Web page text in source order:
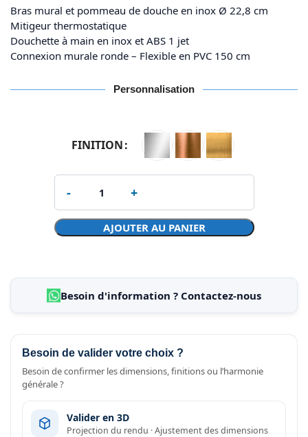
Bras mural et pommeau de douche en inox Ø 22,8 cm
Mitigeur thermostatique
Douchette à main en inox et ABS 1 jet
Connexion murale ronde – Flexible en PVC 150 cm
Personnalisation
FINITION
AJOUTER AU PANIER
Besoin d'information ? Contactez-nous
Besoin de valider votre choix ?
Besoin de confirmer les dimensions, finitions ou l’harmonie
générale ?
Valider en 3D
Projection du rendu · Ajustement des dimensions